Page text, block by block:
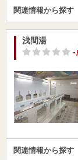
関連情報から探す
浅間湯
-
関連情報から探す